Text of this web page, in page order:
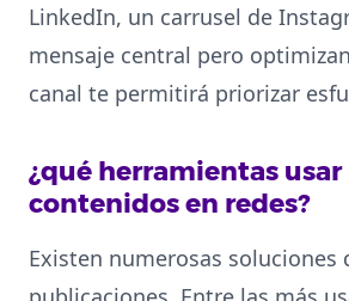
LinkedIn, un carrusel de
mensaje central pero
canal te permitirá priorizar
¿qué herramientas
contenidos en redes?
Existen numerosas